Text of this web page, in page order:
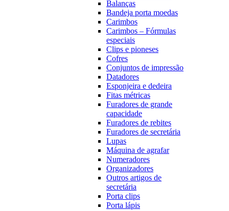
Balanças
Bandeja porta moedas
Carimbos
Carimbos – Fórmulas
especiais
Clips e pioneses
Cofres
Conjuntos de impressão
Datadores
Esponjeira e dedeira
Fitas métricas
Furadores de grande
capacidade
Furadores de rebites
Furadores de secretária
Lupas
Máquina de agrafar
Numeradores
Organizadores
Outros artigos de
secretária
Porta clips
Porta lápis